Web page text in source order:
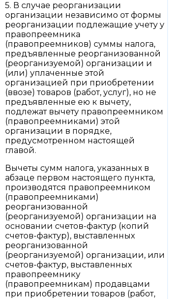
5. В случае реорганизации
организации независимо от формы
реорганизации подлежащие учету у
правопреемника
(правопреемников) суммы налога,
предъявленные реорганизованной
(реорганизуемой) организации и
(или) уплаченные этой
организацией при приобретении
(ввозе) товаров (работ, услуг), но не
предъявленные ею к вычету,
подлежат вычету правопреемником
(правопреемниками) этой
организации в порядке,
предусмотренном настоящей
главой.
Вычеты сумм налога, указанных в
абзаце первом настоящего пункта,
производятся правопреемником
(правопреемниками)
реорганизованной
(реорганизуемой) организации на
основании счетов-фактур (копий
счетов-фактур), выставленных
реорганизованной
(реорганизуемой) организации, или
счетов-фактур, выставленных
правопреемнику
(правопреемникам) продавцами
при приобретении товаров (работ,